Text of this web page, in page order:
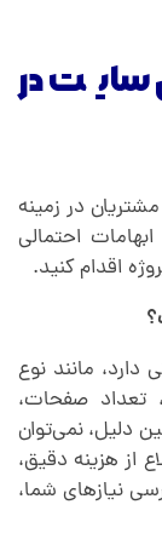
در
در زمینه
احتمالی
اقدام کنید.
مانند نوع
صفحات،
دلیل، نمی‌توان
از هزینه دقیق،
نیازهای شما،